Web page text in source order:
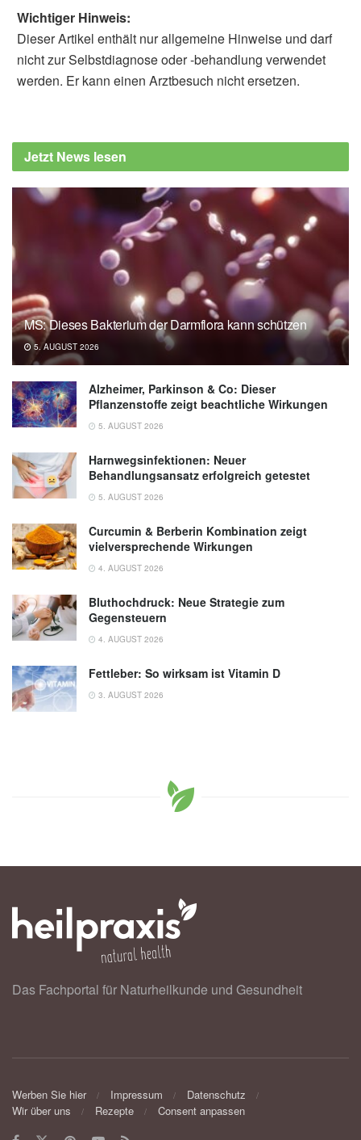
Wichtiger Hinweis:
Dieser Artikel enthält nur allgemeine Hinweise und darf
nicht zur Selbstdiagnose oder -behandlung verwendet
werden. Er kann einen Arztbesuch nicht ersetzen.
Jetzt News lesen
MS: Dieses Bakterium der Darmflora kann schützen
5. AUGUST 2026
Alzheimer, Parkinson & Co: Dieser
Pflanzenstoffe zeigt beachtliche Wirkungen
5. AUGUST 2026
Harnwegsinfektionen: Neuer
Behandlungsansatz erfolgreich getestet
5. AUGUST 2026
Curcumin & Berberin Kombination zeigt
vielversprechende Wirkungen
4. AUGUST 2026
Bluthochdruck: Neue Strategie zum
Gegensteuern
4. AUGUST 2026
Fettleber: So wirksam ist Vitamin D
3. AUGUST 2026
Das Fachportal für Naturheilkunde und Gesundheit
Werben Sie hier Impressum
Datenschutz
Wir über uns
Rezepte Consent anpassen